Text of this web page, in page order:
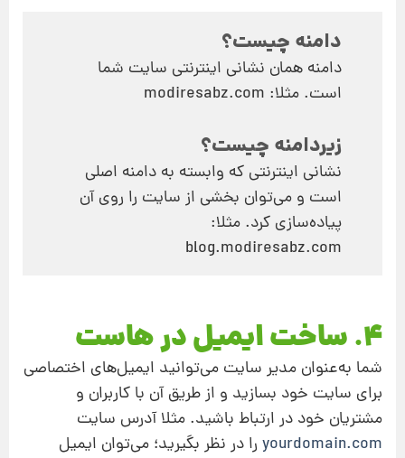
دامنه چیست؟
دامنه همان نشانی اینترنتی سایت شما
است. مثلا: modiresabz.com
زیردامنه چیست؟
نشانی اینترنتی که وابسته به دامنه اصلی
است و می‌توان بخشی از سایت را روی آن
پیاده‌سازی کرد. مثلا:
blog.modiresabz.com
4. ساخت ایمیل در هاست
شما به‌عنوان مدیر سایت می‌توانید ایمیل‌های اختصاصی
برای سایت خود بسازید و از طریق آن با کاربران و
مشتریان خود در ارتباط باشید. مثلا آدرس سایت
yourdomain.com را در نظر بگیرید؛ می‌توان ایمیل